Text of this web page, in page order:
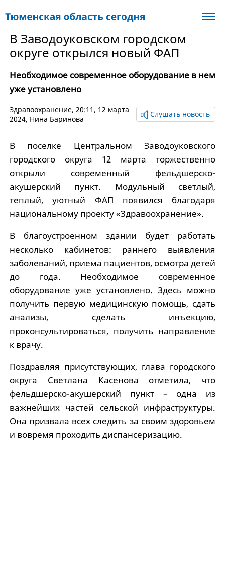
В Заводоуковском городском
округе открылся новый ФАП
Необходимое современное оборудование в нем
уже установлено
Здравоохранение, 20:11, 12 марта
2024, Нина Баринова
Слушать новость
В поселке Центральном Заводоуковского
городского округа 12 марта торжественно
открыли современный фельдшерско-
акушерский пункт. Модульный светлый,
теплый, уютный ФАП появился благодаря
национальному проекту «Здравоохранение».
В благоустроенном здании будет работать
несколько кабинетов: раннего выявления
заболеваний, приема пациентов, осмотра детей
до года. Необходимое современное
оборудование уже установлено. Здесь можно
получить первую медицинскую помощь, сдать
анализы, сделать инъекцию,
проконсультироваться, получить направление
к врачу.
Поздравляя присутствующих, глава городского
округа Светлана Касенова отметила, что
фельдшерско-акушерский пункт – одна из
важнейших частей сельской инфраструктуры.
Она призвала всех следить за своим здоровьем
и вовремя проходить диспансеризацию.